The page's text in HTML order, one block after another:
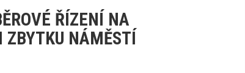
ŘÍZENÍ NA
ZBYTKU NÁMĚSTÍ